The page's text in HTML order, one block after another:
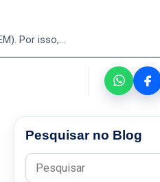
Por isso,…
Pesquisar no Blog
Pesquisar por: